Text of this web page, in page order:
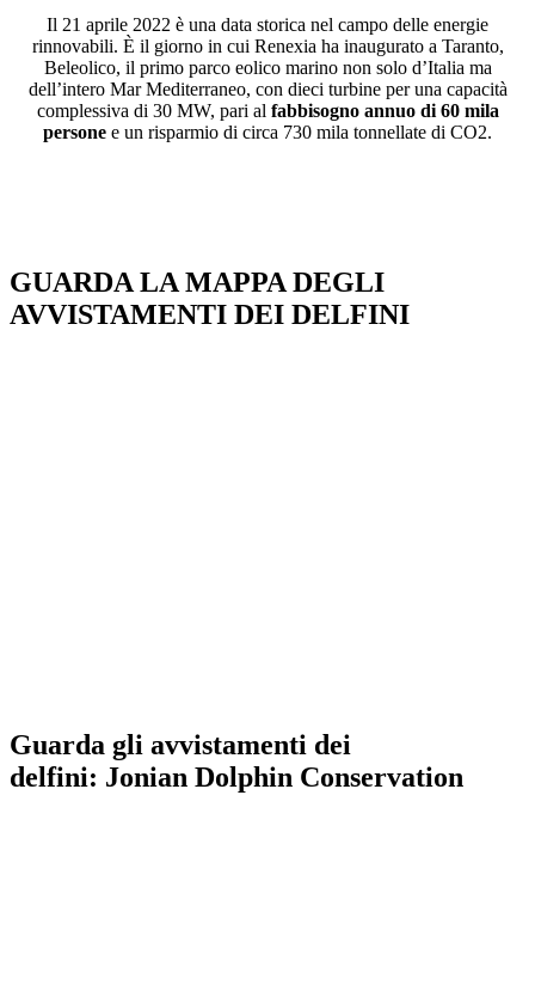
Il 21 aprile 2022 è una data storica nel campo delle energie
rinnovabili. È il giorno in cui Renexia ha inaugurato a Taranto,
Beleolico, il primo parco eolico marino non solo d’Italia ma
dell’intero Mar Mediterraneo, con dieci turbine per una capacità
complessiva di 30 MW, pari al fabbisogno annuo di 60 mila
persone e un risparmio di circa 730 mila tonnellate di CO2.
GUARDA LA MAPPA DEGLI
AVVISTAMENTI DEI DELFINI
Guarda gli avvistamenti dei
delfini: Jonian Dolphin Conservation